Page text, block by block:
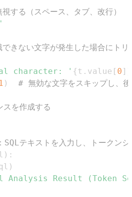
る（スペース、タブ、改行）
きない文字が発生した場合にトリ
character: ' {t . value [ 0 ]
1 ) # 無効な文字をスキップし、
を作成する
テキストを入力し、トークンシ
) :
)
Analysis Result (Token